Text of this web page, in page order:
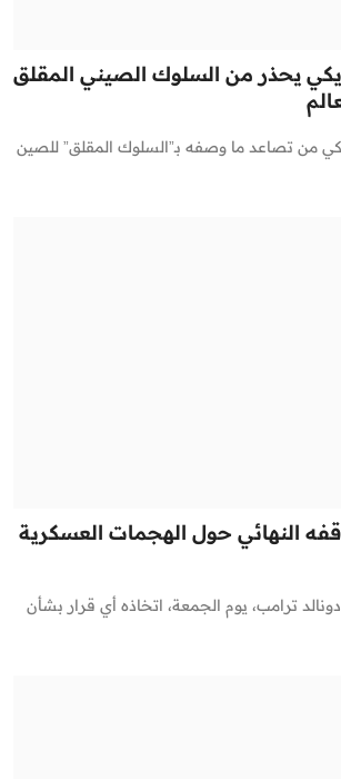
يحذر من السلوك الصيني المقلق
من تصاعد ما وصفه بـ”السلوك المقلق” للصين
النهائي حول الهجمات العسكرية
ترامب، يوم الجمعة، اتخاذه أي قرار بشأن